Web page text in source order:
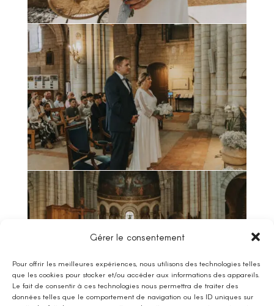
Gérer le consentement
Pour offrir les meilleures expériences, nous utilisons des technologies telles
que les cookies pour stocker et/ou accéder aux informations des appareils.
Le fait de consentir à ces technologies nous permettra de traiter des
données telles que le comportement de navigation ou les ID uniques sur